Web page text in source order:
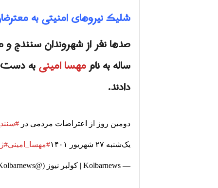
شلیک نیروهای امنیتی به
ساله به ناممهسا امینیبه دست
دادند.
دومین روز از اعتراضات مردمی در
یک‌شنبه ۲۷ شهریور ۱۴۰۱ #مهسا_امینی
— Kolbarnews | کولبر نیوز (@Kolbarnews)